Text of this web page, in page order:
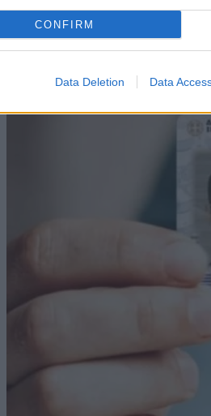
CONFIRM
Data Deletion Data
More Stories